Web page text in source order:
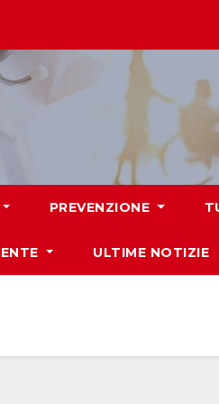
PREVENZIONE
ULTIME NOTIZIE